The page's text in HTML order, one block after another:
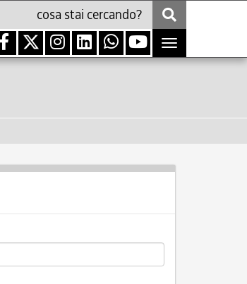
Toggle
navigation